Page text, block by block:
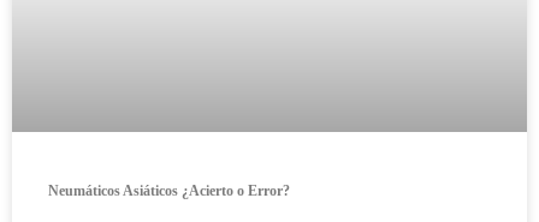
Neumáticos Asiáticos ¿Acierto o Error?